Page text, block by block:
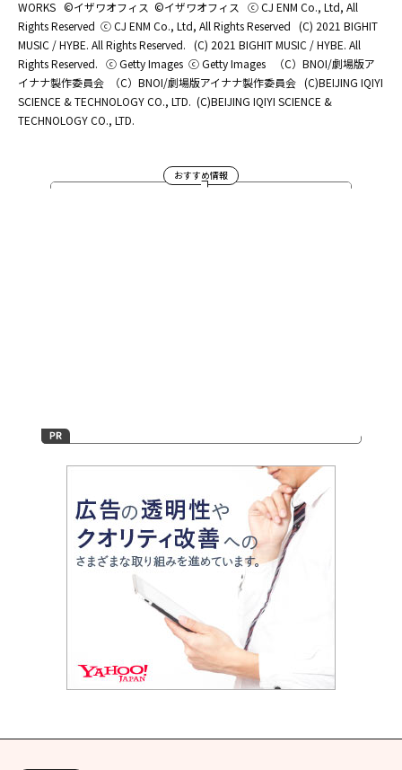
WORKS ©イザワオフィス ©イザワオフィス
ⓒ CJ ENM Co., Ltd, All
Rights Reserved ⓒ CJ ENM Co., Ltd, All Rights Reserved (C) 2021 BIGHIT
MUSIC / HYBE. All Rights Reserved. (C) 2021 BIGHIT MUSIC / HYBE. All
Rights Reserved. ⓒ Getty Images ⓒ Getty Images
（C）BNOI/劇場版ア
イナナ製作委員会
（C）BNOI/劇場版アイナナ製作委員会 (C)BEIJING IQIYI
SCIENCE & TECHNOLOGY CO., LTD. (C)BEIJING IQIYI SCIENCE &
TECHNOLOGY CO., LTD.
おすすめ情報